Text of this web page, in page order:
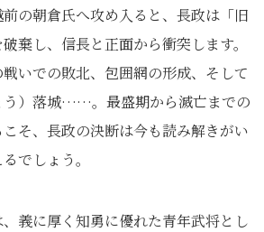
の朝倉氏へ攻め入ると、長政は「旧
棄し、信長と正面から衝突します。
いでの敗北、包囲網の形成、そして
う）落城……。最盛期から滅亡までの
そ、長政の決断は今も読み解きがい
でしょう。
、義に厚く知勇に優れた青年武将とし